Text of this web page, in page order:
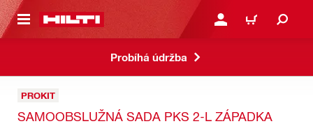
HLAVNÍ OBSAH PŘIHLÁSIT NEBO
KOŠÍK
Probíhá údržba
PROKIT
SAMOOBSLUŽNÁ SADA PKS 2-L ZÁPADKA